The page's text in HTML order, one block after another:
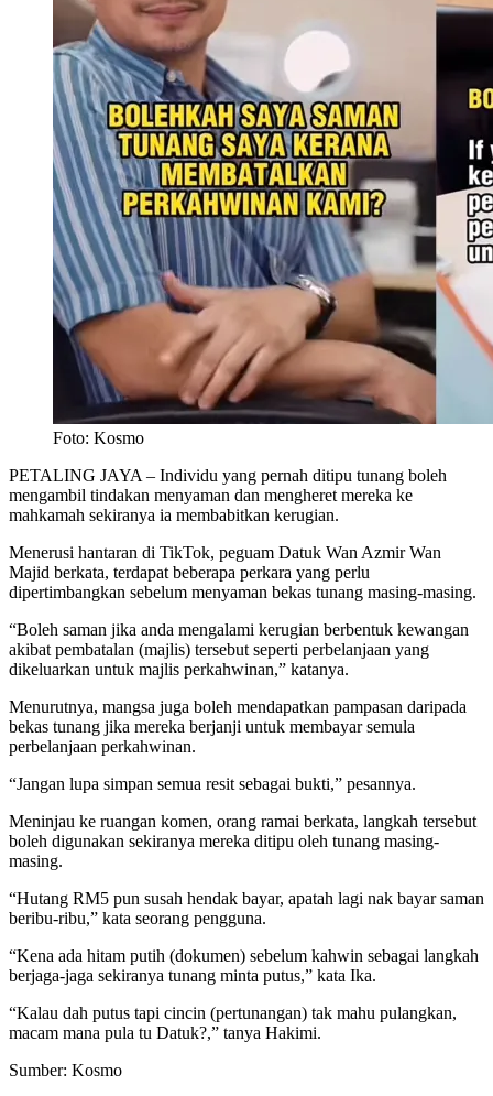
Foto: Kosmo
PETALING JAYA – Individu yang pernah ditipu tunang boleh
mengambil tindakan menyaman dan mengheret mereka ke
mahkamah sekiranya ia membabitkan kerugian.
Menerusi hantaran di TikTok, peguam Datuk Wan Azmir Wan
Majid berkata, terdapat beberapa perkara yang perlu
dipertimbangkan sebelum menyaman bekas tunang masing-masing.
“Boleh saman jika anda mengalami kerugian berbentuk kewangan
akibat pembatalan (majlis) tersebut seperti perbelanjaan yang
dikeluarkan untuk majlis perkahwinan,” katanya.
Menurutnya, mangsa juga boleh mendapatkan pampasan daripada
bekas tunang jika mereka berjanji untuk membayar semula
perbelanjaan perkahwinan.
“Jangan lupa simpan semua resit sebagai bukti,” pesannya.
Meninjau ke ruangan komen, orang ramai berkata, langkah tersebut
boleh digunakan sekiranya mereka ditipu oleh tunang masing-
masing.
“Hutang RM5 pun susah hendak bayar, apatah lagi nak bayar saman
beribu-ribu,” kata seorang pengguna.
“Kena ada hitam putih (dokumen) sebelum kahwin sebagai langkah
berjaga-jaga sekiranya tunang minta putus,” kata Ika.
“Kalau dah putus tapi cincin (pertunangan) tak mahu pulangkan,
macam mana pula tu Datuk?,” tanya Hakimi.
Sumber: Kosmo